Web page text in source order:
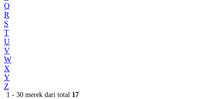
Q
R
S
T
U
V
W
X
Y
Z
1 - 30 merek dari total 17